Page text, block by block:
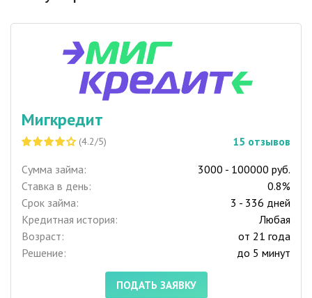
Мигкредит
(4.2/5) 15 отзывов
Сумма займа:
3000 - 100000 руб.
Ставка в день:
0.8%
Срок займа:
3 - 336 дней
Кредитная история:
Любая
Возраст:
от 21 года
Решение:
до 5 минут
ПОДАТЬ ЗАЯВКУ